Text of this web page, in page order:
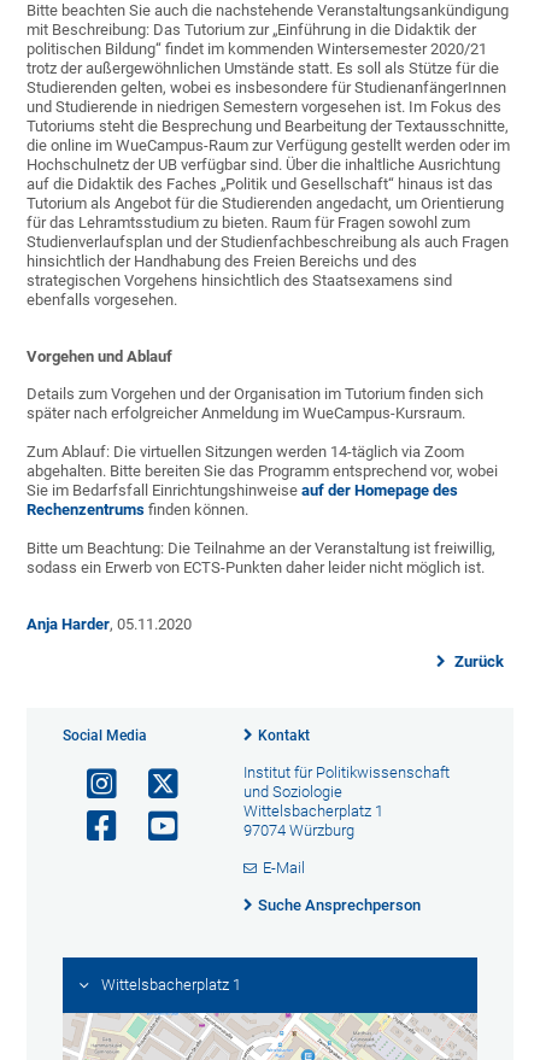
Bitte beachten Sie auch die nachstehende Veranstaltungsankündigung
mit Beschreibung: Das Tutorium zur „Einführung in die Didaktik der
politischen Bildung“ findet im kommenden Wintersemester 2020/21
trotz der außergewöhnlichen Umstände statt. Es soll als Stütze für die
Studierenden gelten, wobei es insbesondere für StudienanfängerInnen
und Studierende in niedrigen Semestern vorgesehen ist. Im Fokus des
Tutoriums steht die Besprechung und Bearbeitung der Textausschnitte,
die online im WueCampus-Raum zur Verfügung gestellt werden oder im
Hochschulnetz der UB verfügbar sind. Über die inhaltliche Ausrichtung
auf die Didaktik des Faches „Politik und Gesellschaft“ hinaus ist das
Tutorium als Angebot für die Studierenden angedacht, um Orientierung
für das Lehramtsstudium zu bieten. Raum für Fragen sowohl zum
Studienverlaufsplan und der Studienfachbeschreibung als auch Fragen
hinsichtlich der Handhabung des Freien Bereichs und des
strategischen Vorgehens hinsichtlich des Staatsexamens sind
ebenfalls vorgesehen.
Vorgehen und Ablauf
Details zum Vorgehen und der Organisation im Tutorium finden sich
später nach erfolgreicher Anmeldung im WueCampus-Kursraum.
Zum Ablauf: Die virtuellen Sitzungen werden 14-täglich via Zoom
abgehalten. Bitte bereiten Sie das Programm entsprechend vor, wobei
Sie im Bedarfsfall Einrichtungshinweiseauf der Homepage des
Rechenzentrums finden können.
Bitte um Beachtung: Die Teilnahme an der Veranstaltung ist freiwillig,
sodass ein Erwerb von ECTS-Punkten daher leider nicht möglich ist.
Anja Harder, 05.11.2020
Zurück
Social Media Kontakt
Institut für Politikwissenschaft
und Soziologie
Wittelsbacherplatz 1
97074 Würzburg
E-Mail
Suche Ansprechperson
Wittelsbacherplatz 1